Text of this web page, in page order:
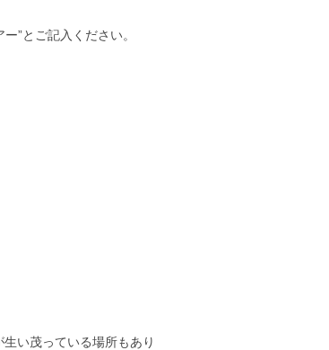
”とご記入ください。
い茂っている場所もあり